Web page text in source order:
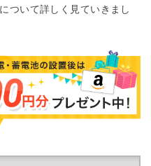
ついて詳しく見ていきまし